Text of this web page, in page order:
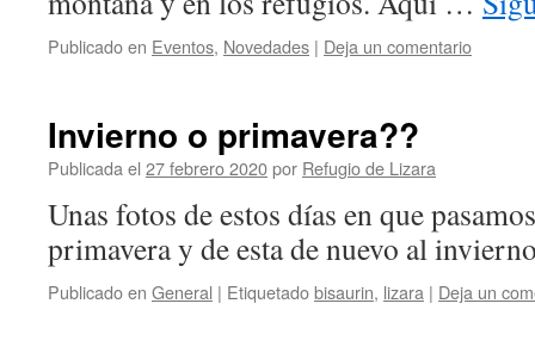
Publicado en Eventos, Novedades | Deja un comentario
Invierno o primavera??
Publicada el 27 febrero 2020por Refugio de Lizara
Unas fotos de estos días en que
primavera y de esta de nuevo al
Publicado en General | Etiquetadobisaurin, lizara | Deja un